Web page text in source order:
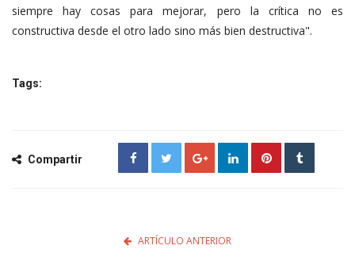
siempre hay cosas para mejorar, pero la crítica no es
constructiva desde el otro lado sino más bien destructiva".
Tags:
Compartir
ARTÍCULO ANTERIOR